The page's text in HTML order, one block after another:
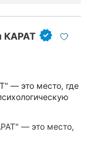
КАРАТ
— это место, где
— это место,